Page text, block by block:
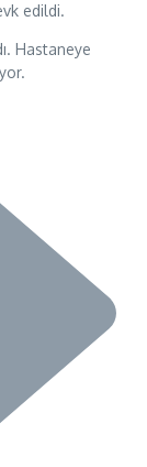
edildi.
Hastaneye